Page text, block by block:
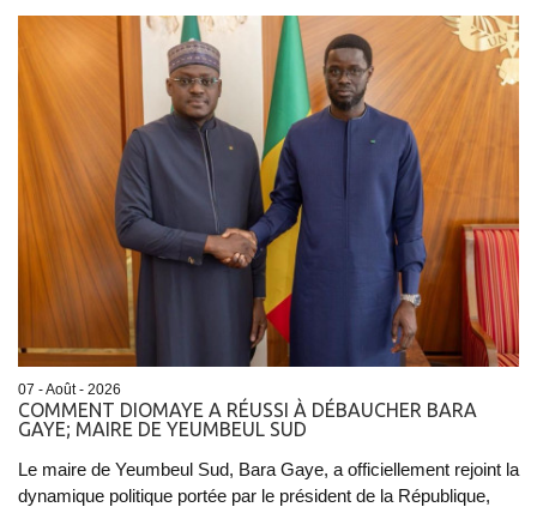
07 - Août - 2026
COMMENT DIOMAYE A RÉUSSI À DÉBAUCHER BARA
GAYE; MAIRE DE YEUMBEUL SUD
Le maire de Yeumbeul Sud, Bara Gaye, a officiellement rejoint la
dynamique politique portée par le président de la République,